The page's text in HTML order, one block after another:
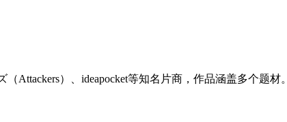
Attackers）、ideapocket等知名片商，作品涵盖多个题材。